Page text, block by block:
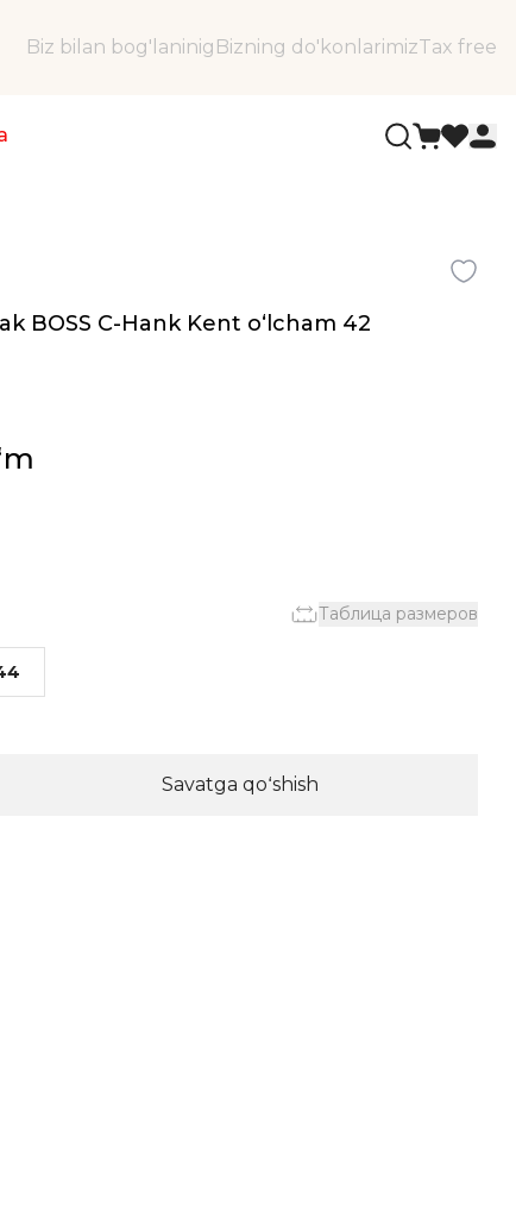
Biz bilan bog'laninig Bizning do'konlarimizTax free
BOSS C-Hank Kent oʻlcham 42
Таблица размеров
Savatga qoʻshish